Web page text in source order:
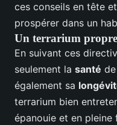
ces conseils en tête
prospérer dans un
Un terrarium
En suivant ces
seulement la santé
également sa
terrarium bien
épanouie et en pleine